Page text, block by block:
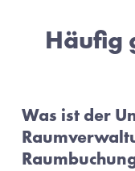
Häufig
Was ist der